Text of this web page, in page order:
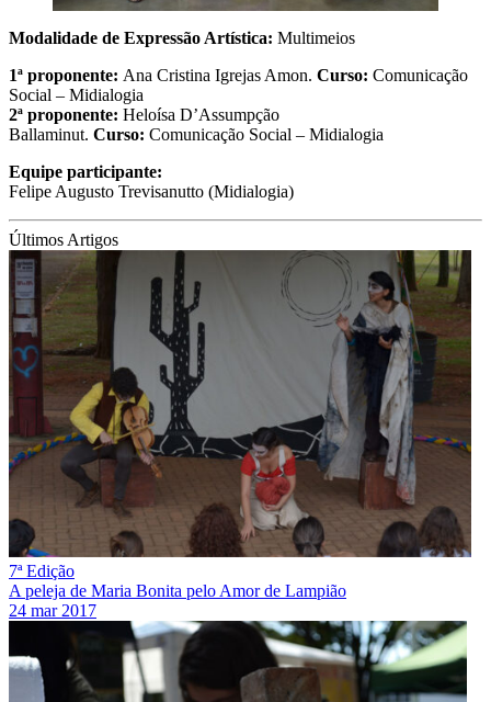
Modalidade de Expressão Artística: Multimeios
1ª proponente: Ana Cristina Igrejas Amon. Curso: Comunicação
Social – Midialogia
2ª proponente: Heloísa D’Assumpção
Ballaminut. Curso: Comunicação Social – Midialogia
Equipe participante:
Felipe Augusto Trevisanutto (Midialogia)
Últimos Artigos
7ª Edição
A peleja de Maria Bonita pelo Amor de Lampião
24 mar 2017